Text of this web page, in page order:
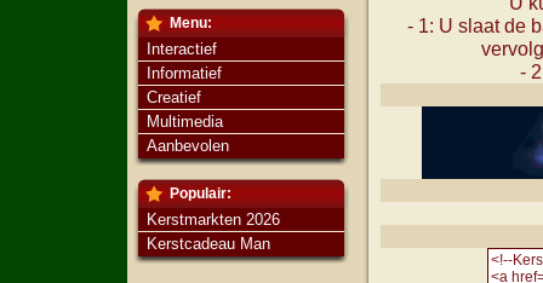
Menu:
Interactief
Informatief
Creatief
Multimedia
Aanbevolen
Populair:
Kerstmarkten 2026
Kerstcadeau Man
- 1: U slaat de
-